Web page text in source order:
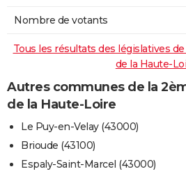
Nombre de votants
Tous les résultats des législatives
de la Haute-
Autres communes de la
de la Haute-Loire
Le Puy-en-Velay (43000)
Brioude (43100)
Espaly-Saint-Marcel (43000)